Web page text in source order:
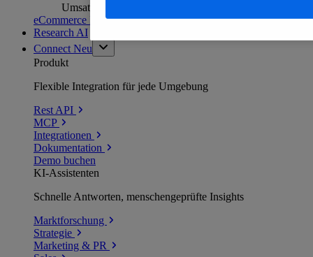
Umsatzanalysen und -prognosen
eCommerce Insights entdecken
Research AI
Connect Neu
Produkt
Flexible Integration für jede Umgebung
Rest API
MCP
Integrationen
Dokumentation
Demo buchen
KI-Assistenten
Schnelle Antworten, menschengeprüfte Insights
Marktforschung
Strategie
Marketing & PR